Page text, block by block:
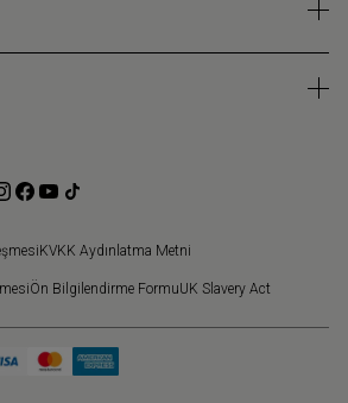
KVKK Aydınlatma Metni
Ön Bilgilendirme FormuUK Slavery Act